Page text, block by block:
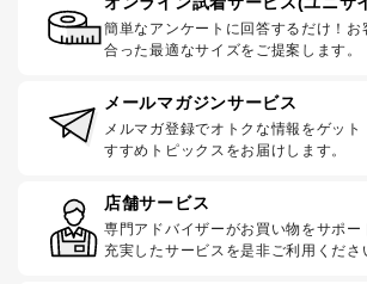
簡単なアンケートに回答するだけ！お
合った最適なサイズをご提案します。
メールマガジンサービス
メルマガ登録でオトクな情報をゲット
すすめトピックスをお届けします。
店舗サービス
専門アドバイザーがお買い物をサポー
充実したサービスを是非ご利用くださ